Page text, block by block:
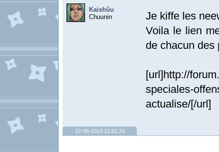
Kaishûu
Chuunin
Je kiffe les
Voila le lien
de chacun des
[url]http://
speciales-
actualise/[/url]
27-06-2013 12:52:24